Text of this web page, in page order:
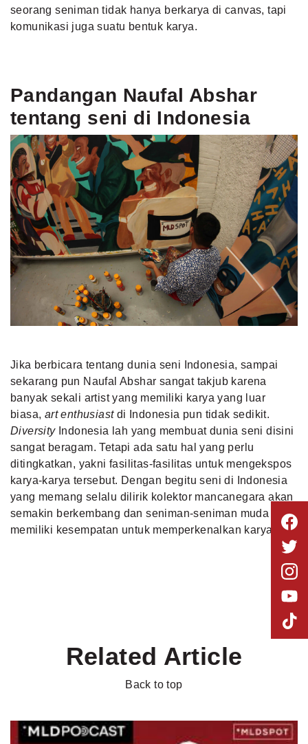
seorang seniman tidak hanya berkarya di canvas, tapi
komunikasi juga suatu bentuk karya.
Pandangan Naufal Abshar
tentang seni di Indonesia
Jika berbicara tentang dunia seni Indonesia, sampai
sekarang pun Naufal Abshar sangat takjub karena
banyak sekali artist yang memiliki karya yang luar
biasa, art enthusiastdi Indonesia pun tidak sedikit.
DiversityIndonesia lah yang membuat dunia seni disini
sangat beragam. Tetapi ada satu hal yang perlu
ditingkatkan, yakni fasilitas-fasilitas untuk mengekspos
karya-karya tersebut. Dengan begitu seni di Indonesia
yang memang selalu dilirik kolektor mancanegara akan
semakin berkembang dan seniman-seniman muda pun
memiliki kesempatan untuk memperkenalkan karyanya.
Related Article
Back to top